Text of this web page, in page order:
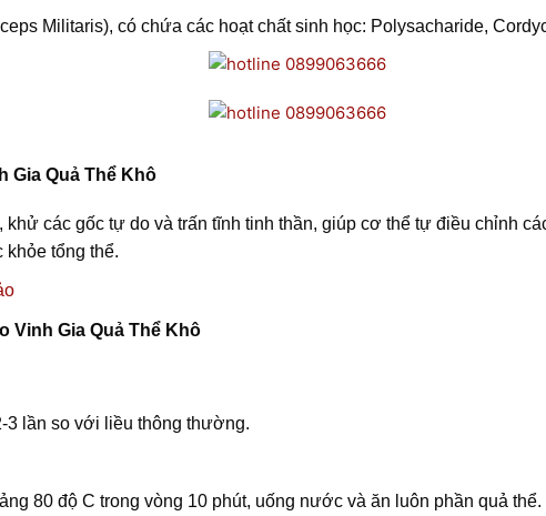
Militaris), có chứa các hoạt chất sinh học: Polysacharide,
Gia Quả Thể Khô
các gốc tự do và trấn tĩnh tinh thần, giúp cơ thể tự điều chỉnh
tổng thể.
Vinh Gia Quả Thể Khô
3 lần so với liều thông thường.
80 độ C trong vòng 10 phút, uống nước và ăn luôn phần quả thể.